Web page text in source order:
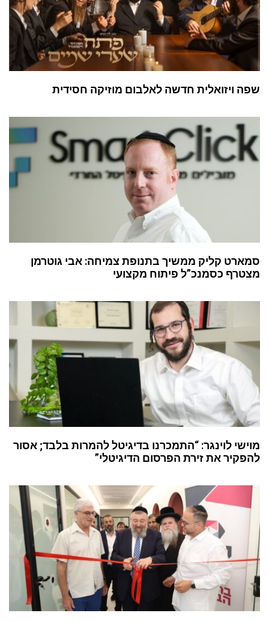
שפה ויזואלית חדשה לאלבום מוזיקה חסידית
סמארט קליק ממשיך בתנופת צמיחה: אבי גוטרמן
מצטרף כסמנכ”ל פיתוח מקצועי
מוישי לוינגר: “התמכרנו בדיגיטל להמרות בלבד; אסור
להפקיר את זירת הפרסום הדיגיטלי”